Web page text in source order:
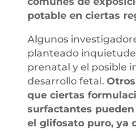
potable en ciertas
Algunos
planteado
prenatal y el posible
desarrollo fetal.
que ciertas
surfactantes
el glifosato puro, ya